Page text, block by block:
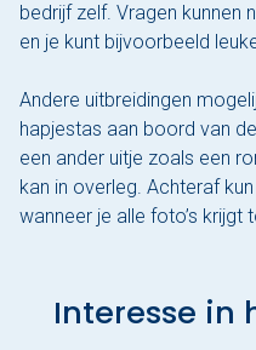
bedrijf zelf. Vragen kunnen
en je kunt bijvoorbeeld
Andere uitbreidingen
hapjestas aan boord van
een ander uitje zoals een
kan in overleg. Achteraf
wanneer je alle foto’s krijgt
Interesse in